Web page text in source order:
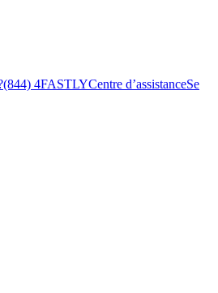
(844) 4FASTLYCentre d’assistanceSe